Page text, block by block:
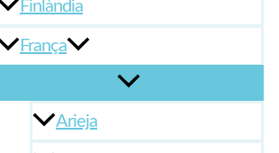
Finlàndia
França
Arieja